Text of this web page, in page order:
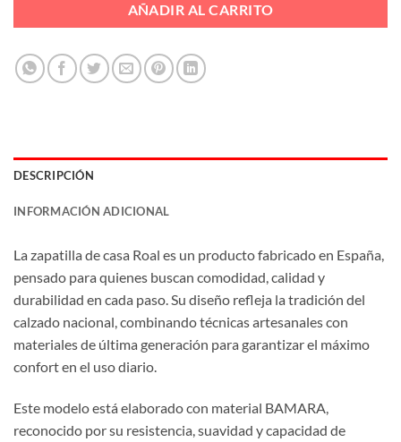
AÑADIR AL CARRITO
DESCRIPCIÓN
INFORMACIÓN ADICIONAL
La zapatilla de casa Roal es un producto fabricado en España,
pensado para quienes buscan comodidad, calidad y
durabilidad en cada paso. Su diseño refleja la tradición del
calzado nacional, combinando técnicas artesanales con
materiales de última generación para garantizar el máximo
confort en el uso diario.
Este modelo está elaborado con material BAMARA,
reconocido por su resistencia, suavidad y capacidad de